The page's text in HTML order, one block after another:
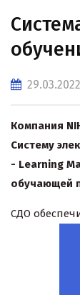
29.03.2022
Компания
Систему
- Learning
обучающей
СДО